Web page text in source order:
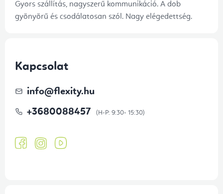
Gyors szállítás, nagyszerű kommunikáció. A dob
gyönyörű és csodálatosan szól. Nagy elégedettség.
Kapcsolat
info@flexity.hu
+3680088457